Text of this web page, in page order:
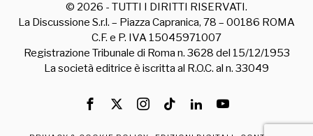
© 2026 - TUTTI I DIRITTI RISERVATI.
La Discussione S.r.l. – Piazza Capranica, 78 – 00186 ROMA
C.F. e P. IVA 15045971007
Registrazione Tribunale di Roma n. 3628 del 15/12/1953
La società editrice è iscritta al R.O.C. al n. 33049